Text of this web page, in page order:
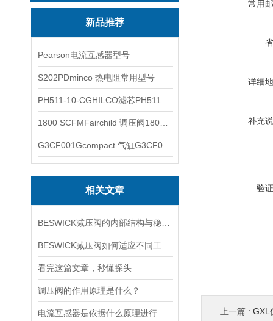
新品推荐
Pearson电流互感器型号
S202PDminco 热电阻常用型号
相关文章
看完这篇文章，秒懂探头
调压阀的作用原理是什么？
常用
详细
补充
验
上一篇 : GXL